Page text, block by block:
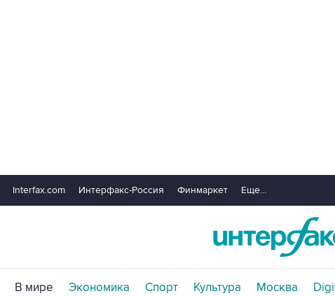
Interfax.com Интерфакс-Россия Финмаркет Еще...
В мире Экономика Спорт Культура Москва